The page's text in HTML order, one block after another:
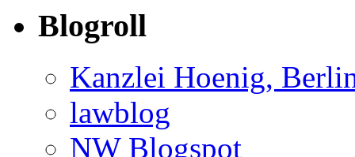
Blogroll
Kanzlei Hoenig,
lawblog
NW Blogspot